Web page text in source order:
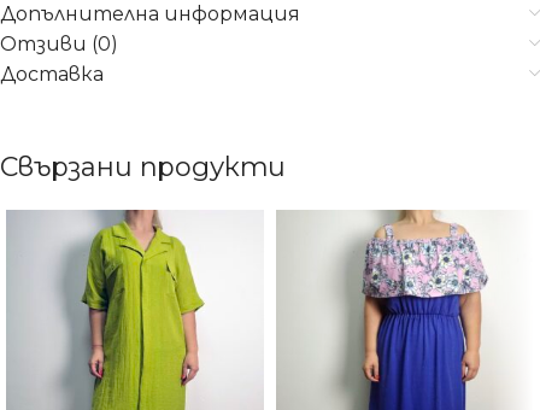
Допълнителна информация
Отзиви (0)
Доставка
Свързани продукти